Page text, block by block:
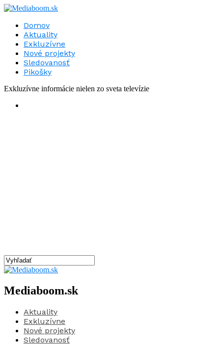
Domov
Aktuality
Exkluzívne
Nové projekty
Sledovanosť
Pikošky
Exkluzívne informácie nielen zo sveta televízie
Mediaboom.sk
Aktuality
Exkluzívne
Nové projekty
Sledovanosť